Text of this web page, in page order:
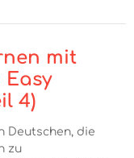
mit
4)
Deutschen, die
zu